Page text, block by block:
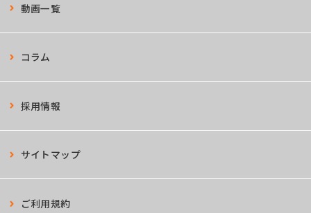
動画一覧
コラム
採用情報
サイトマップ
ご利用規約